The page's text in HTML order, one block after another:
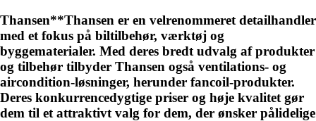
Thansen**Thansen er en velrenommeret detailhandler
med et fokus på biltilbehør, værktøj og
byggematerialer. Med deres bredt udvalg af produkter
og tilbehør tilbyder Thansen også ventilations- og
aircondition-løsninger, herunder fancoil-produkter.
Deres konkurrencedygtige priser og høje kvalitet gør
dem til et attraktivt valg for dem, der ønsker pålidelige